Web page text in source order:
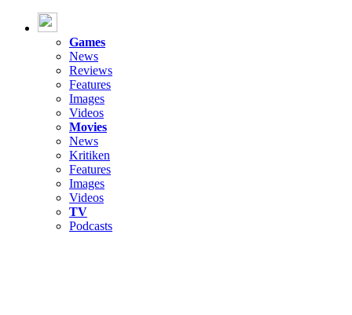
Games
News
Reviews
Features
Images
Videos
Movies
News
Kritiken
Features
Images
Videos
TV
Podcasts